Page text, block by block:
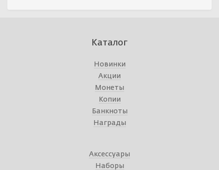
Каталог
Новинки
Акции
Монеты
Копии
Банкноты
Награды
Аксессуары
Наборы